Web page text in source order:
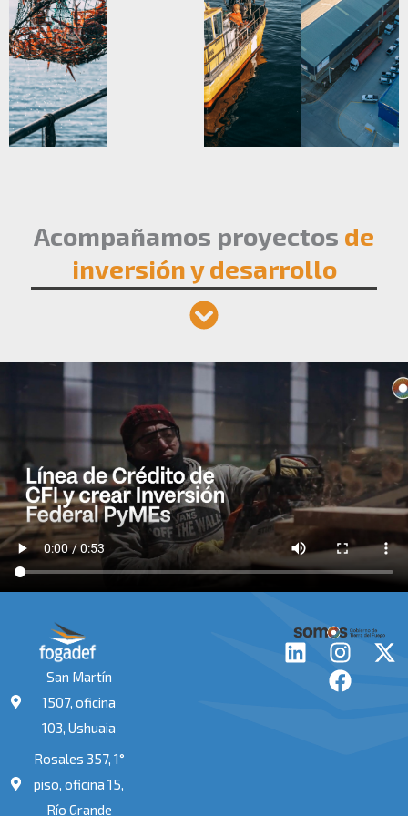
Acompañamos proyectos de
inversión y desarrollo
San Martín
1507, oficina
103, Ushuaia
Rosales 357, 1°
piso, oficina 15,
Río Grande
L
I
n
s
X
F
a
c